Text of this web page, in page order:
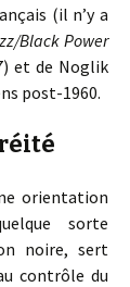
(il n’y a
Black Power
et de Noglik
post-1960.
orientation
sorte
noire, sert
contrôle du